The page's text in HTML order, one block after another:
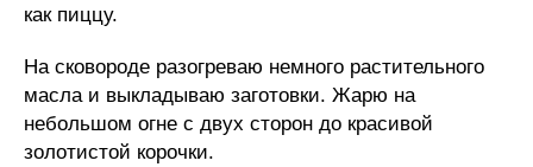
как пиццу.
На сковороде разогреваю немного растительного
масла и выкладываю заготовки. Жарю на
небольшом огне с двух сторон до красивой
золотистой корочки.